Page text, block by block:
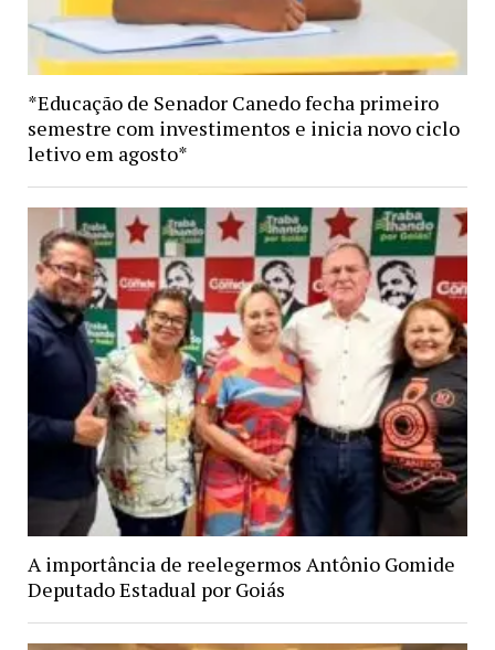
*Educação de Senador Canedo fecha primeiro
semestre com investimentos e inicia novo ciclo
letivo em agosto*
A importância de reelegermos Antônio Gomide
Deputado Estadual por Goiás